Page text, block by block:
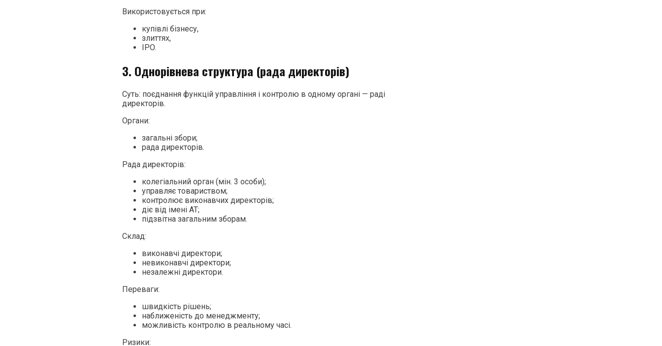
Використовується при:
купівлі бізнесу,
злиттях,
IPO.
3. Однорівнева структура (рада директорів)
Суть: поєднання функцій управління і контролю в одному органі — раді
директорів.
Органи:
загальні збори;
рада директорів.
Рада директорів:
колегіальний орган (мін. 3 особи);
управляє товариством;
контролює виконавчих директорів;
діє від імені АТ;
підзвітна загальним зборам.
Склад:
виконавчі директори;
невиконавчі директори;
незалежні директори.
Переваги:
швидкість рішень;
наближеність до менеджменту;
можливість контролю в реальному часі.
Ризики: